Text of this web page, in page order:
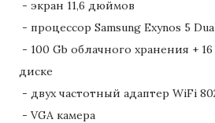
- экран 11,6 дюймов
- процессор Samsung Exynos 5
- 100 Gb облачного хранения +
диске
- двух частотный адаптер WiFi
- VGA камера